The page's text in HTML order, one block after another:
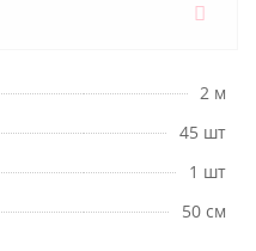
2 м
45 шт
1 шт
50 см